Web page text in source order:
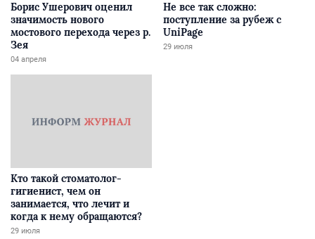
Борис Ушерович оценил
значимость нового
мостового перехода через р.
Зея
04 апреля
Не все так сложно:
поступление за рубеж с
UniPage
29 июля
Кто такой стоматолог-
гигиенист, чем он
занимается, что лечит и
когда к нему обращаются?
29 июля